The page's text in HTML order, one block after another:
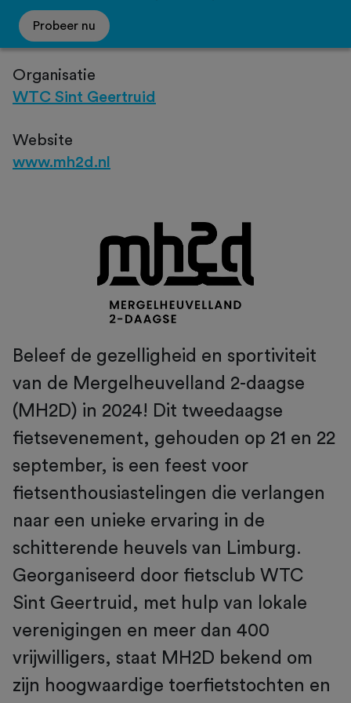
Probeer nu
Organisatie
WTC Sint Geertruid
Website
www.mh2d.nl
Beleef de gezelligheid en sportiviteit
van de Mergelheuvelland 2-daagse
(MH2D) in 2024! Dit tweedaagse
fietsevenement, gehouden op 21 en 22
september, is een feest voor
fietsenthousiastelingen die verlangen
naar een unieke ervaring in de
schitterende heuvels van Limburg.
Georganiseerd door fietsclub WTC
Sint Geertruid, met hulp van lokale
verenigingen en meer dan 400
vrijwilligers, staat MH2D bekend om
zijn hoogwaardige toerfietstochten en